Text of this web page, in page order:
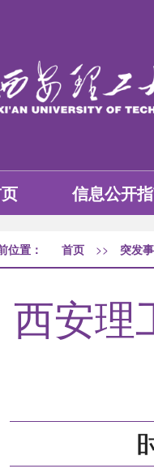
信息公开
位置： 首页 >> 突发
西安理